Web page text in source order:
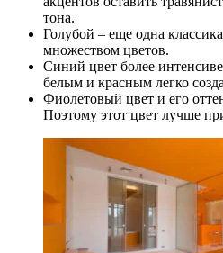
тона.
Голубой – еще одна
множеством цветов.
Синий цвет более
белым и красным легко
Фиолетовый цвет и его
Поэтому этот цвет лучше